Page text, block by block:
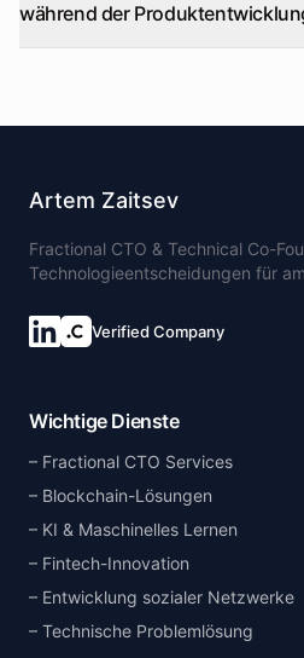
während der
Artem Zaitsev
Fractional CTO & Technical Co-
Technologieentscheidungen für
Verified Company
Wichtige Dienste
Fractional CTO Services
Blockchain-Lösungen
KI & Maschinelles Lernen
Fintech-Innovation
Entwicklung sozialer Netzwerke
Technische Problemlösung